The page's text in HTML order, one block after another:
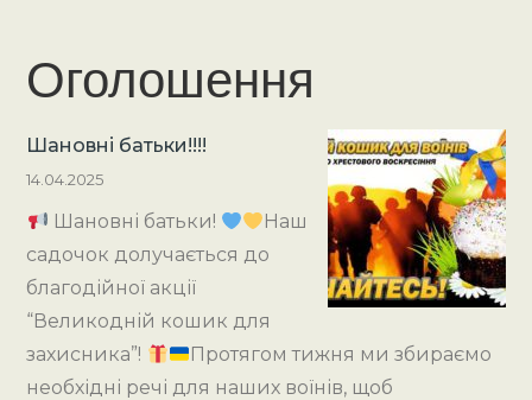
Оголошення
Шановні батьки!!!!
14.04.2025
Шановні батьки!
Наш
садочок долучається до
благодійної акції
“Великодній кошик для
захисника”!
Протягом тижня ми збираємо
необхідні речі для наших воїнів, щоб